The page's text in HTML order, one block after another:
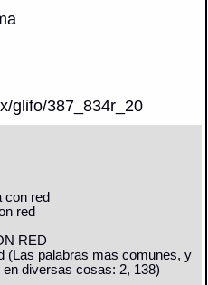
glifo/387_834r_20
con red
red
RED
(Las palabras mas comunes, y
diversas cosas: 2, 138)